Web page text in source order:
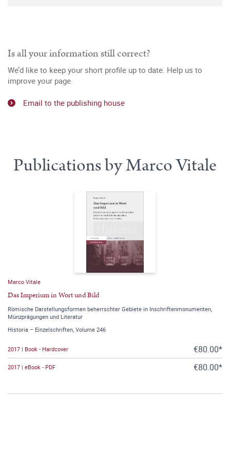
Is all your information still correct?
We’d like to keep your short profile up to date. Help us to
improve your page.
Email to the publishing house
Publications by Marco Vitale
Marco Vitale
Das Imperium in Wort und Bild
Römische Darstellungsformen beherrschter Gebiete in Inschriftenmonumenten,
Münzprägungen und Literatur
Historia – Einzelschriften, Volume 246
2017 | Book - Hardcover €80.00*
2017 | eBook - PDF €80.00*